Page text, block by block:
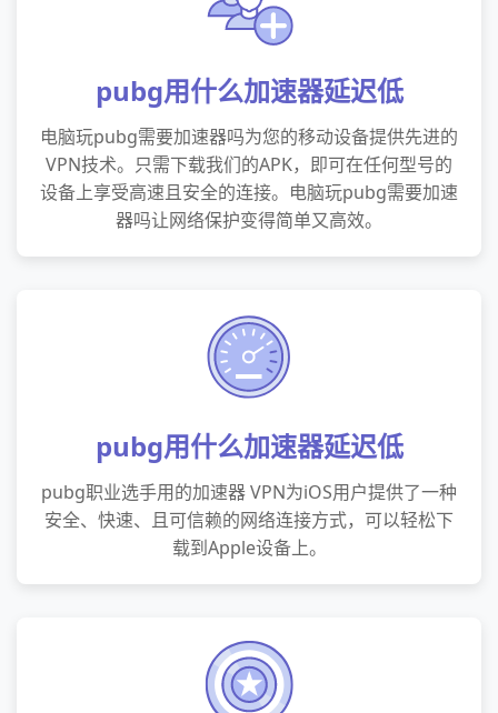
pubg用什么加速器延迟低
电脑玩pubg需要加速器吗为您的移动设备提供先进的
VPN技术。只需下载我们的APK，即可在任何型号的
设备上享受高速且安全的连接。电脑玩pubg需要加速
器吗让网络保护变得简单又高效。
pubg用什么加速器延迟低
pubg职业选手用的加速器 VPN为iOS用户提供了一种
安全、快速、且可信赖的网络连接方式，可以轻松下
载到Apple设备上。